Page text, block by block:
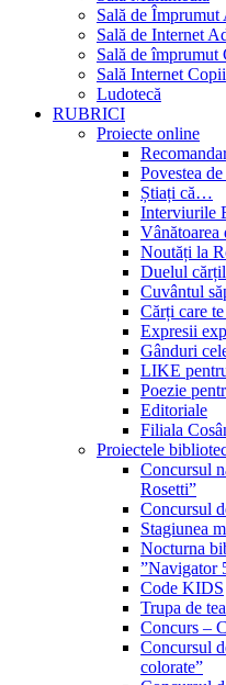
Sală de Împrumut
Sală de Internet
Sală de împrumut
Sală Internet Copii
Ludotecă
RUBRICI
Proiecte online
Povestea
Știați că…
Interviurile
Vânătoarea
Noutăți la
Duelul
Cuvântul
Cărți care
Expresii
Gânduri
LIKE
Poezie
Editoriale
Filiala
Proiectele
Concursul
Rosetti”
Concursul
Stagiunea
Nocturna
”Navigator
Code KIDS
Trupa de
Concurs –
Concursul
colorate”